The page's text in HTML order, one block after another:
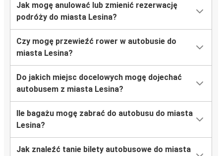
Jak mogę anulować lub zmienić rezerwację
podróży do miasta Lesina?
Czy mogę przewieźć rower w autobusie do
miasta Lesina?
Do jakich miejsc docelowych mogę dojechać
autobusem z miasta Lesina?
Ile bagażu mogę zabrać do autobusu do miasta
Lesina?
Jak znaleźć tanie bilety autobusowe do miasta